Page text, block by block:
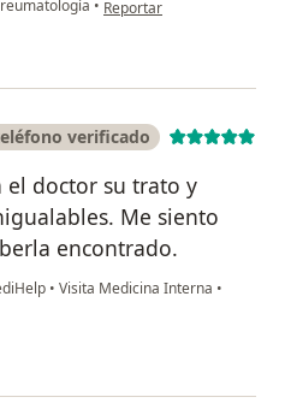
• Reportar
verificado
el doctor su trato y
Me siento
encontrado.
• Visita Medicina Interna •